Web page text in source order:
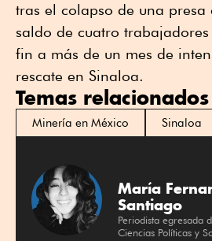
tras el colapso de una presa
saldo de cuatro
fin a más de un mes de
rescate en Sinaloa.
Temas relacionados
Minería en México Sinaloa
María
Santiago
Periodista egresada
Ciencias Políticas y